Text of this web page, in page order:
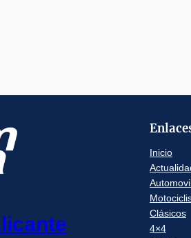
Inicio
Clásicos
4×4